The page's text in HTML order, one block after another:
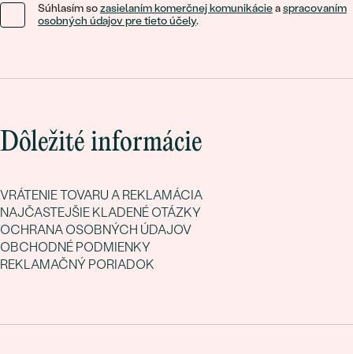
Súhlasím sozasielaním komerčnej komunikácieaspracovaním
osobných údajov pre tieto účely.
Dôležité informácie
VRÁTENIE TOVARU A REKLAMÁCIA
NAJČASTEJŠIE KLADENÉ OTÁZKY
OCHRANA OSOBNÝCH ÚDAJOV
OBCHODNÉ PODMIENKY
REKLAMAČNÝ PORIADOK